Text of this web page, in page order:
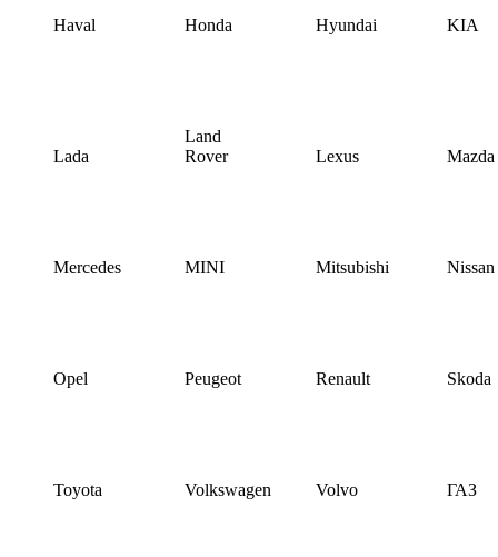
Haval Honda Hyundai KIA
Lada
Land
Rover
Lexus Mazda
Mercedes MINI Mitsubishi Nissan
Opel Peugeot Renault Skoda
Toyota Volkswagen Volvo ГАЗ